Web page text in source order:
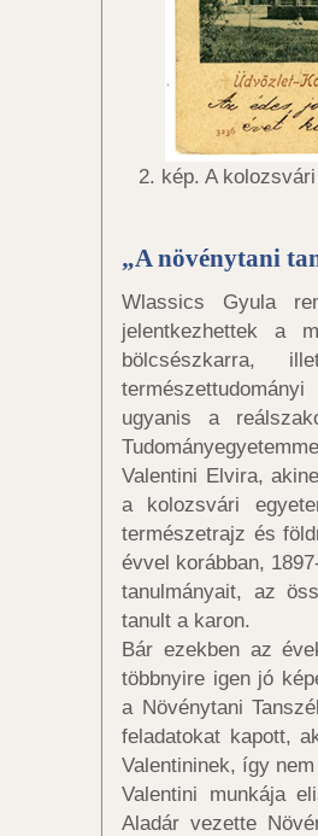
2. kép. A
„A növénytani
Wlassics Gyula
jelentkezhettek a
bölcsészkarra,
ugyanis a
Valentini Elvira,
a kolozsvári
természetrajz és
évvel korábban,
tanulmányait, az
tanult a karon.
Bár ezekben az
többnyire igen jó
a Növénytani
feladatokat kapott,
Valentininek, így
Valentini munkája
Aladár vezette